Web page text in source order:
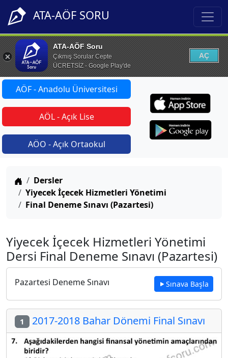
ATA-AÖF SORU
ATA-AÖF Soru
Çıkmış Sorular Cepte
ÜCRETSİZ - Google Play'de
AÇ
AÖF - Anadolu Üniversitesi
AÖL - Açık Lise
AÖO - Açık Ortaokul
Anasayfa
Dersler
Yiyecek İçecek Hizmetleri Yönetimi
Final Deneme Sınavı (Pazartesi)
Yiyecek İçecek Hizmetleri Yönetimi
Dersi Final Deneme Sınavı (Pazartesi)
Pazartesi Deneme Sınavı Sınava Başla
1 2017-2018 Bahar Dönemi Final Sınavı